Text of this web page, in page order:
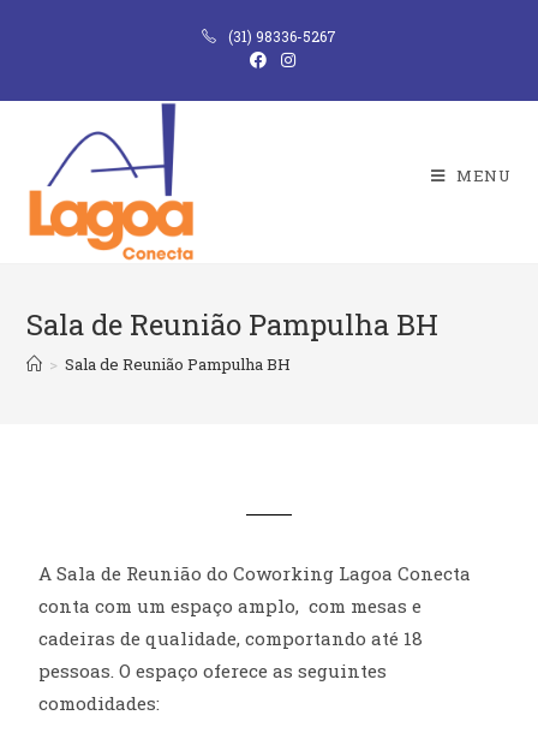
(31) 98336-5267
MENU
Sala de Reunião Pampulha BH
> Sala de Reunião Pampulha BH
A Sala de Reunião do Coworking Lagoa Conecta
conta com um espaço amplo, com mesas e
cadeiras de qualidade, comportando até 18
pessoas. O espaço oferece as seguintes
comodidades: